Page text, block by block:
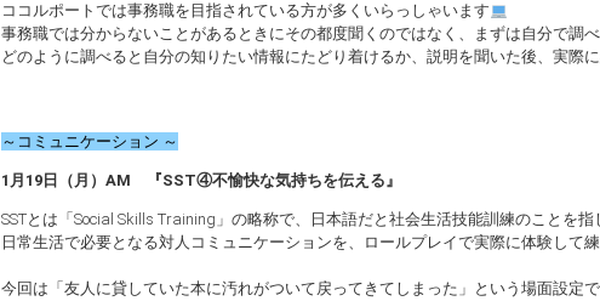
ココルポートでは事務職を目指されている方が多くいらっしゃいます
事務職では分からないことがあるときにその都度聞くのではなく、まずは自分で調
どのように調べると自分の知りたい情報にたどり着けるか、説明を聞いた後、実際
～コミュニケーション ～
1月19日（月）AM 『SST④不愉快な気持ちを伝える』
SSTとは「Social Skills Training」の略称で、日本語だと社会生活技能訓練のことを指
日常生活で必要となる対人コミュニケーションを、ロールプレイで実際に体験して
今回は「友人に貸していた本に汚れがついて戻ってきてしまった」という場面設定